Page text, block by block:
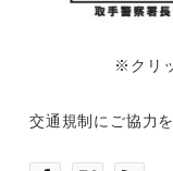
※クリ
交通規制にご協力